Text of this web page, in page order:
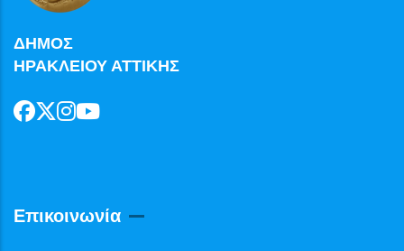
ΔΗΜΟΣ
ΗΡΑΚΛΕΙΟΥ ΑΤΤΙΚΗΣ
Επικοινωνία